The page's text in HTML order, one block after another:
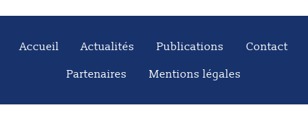
Accueil Actualités Publications
Contact
Partenaires
Mentions légales